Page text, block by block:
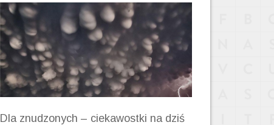
Dla znudzonych – ciekawostki na dziś